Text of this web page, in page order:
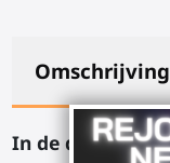
Omschrijving
In de doos: